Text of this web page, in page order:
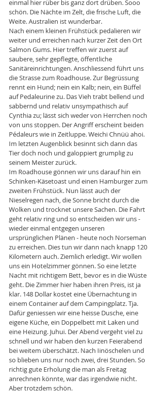
einmal hier rüber bis ganz dort drüben. Sooo
schön. Die Nächte im Zelt, die frische Luft, die
Weite. Australien ist wunderbar.
Nach einem kleinen Frühstück pedalieren wir
weiter und erreichen nach kurzer Zeit den Ort
Salmon Gums. Hier treffen wir zuerst auf
saubere, sehr gepflegte, öffentliche
Sanitäreinrichtungen. Anschliessend führt uns
die Strasse zum Roadhouse. Zur Begrüssung
rennt ein Hund; nein ein Kalb; nein, ein Büffel
auf Pedaleurine zu. Das Vieh trabt bellend und
sabbernd und relativ unsympathisch auf
Cynthia zu; lässt sich weder von Herrchen noch
von uns stoppen. Der Angriff erscheint beiden
Pédaleurs wie in Zeitluppe. Weichi Chnüü ahoi.
Im letzten Augenblick besinnt sich dann das
Tier doch noch und galoppiert grumplig zu
seinem Meister zurück.
Im Roadhouse gönnen wir uns darauf hin ein
Schinken-Käsetoast und einen Hamburger zum
zweiten Frühstück. Nun lässt auch der
Nieselregen nach, die Sonne bricht durch die
Wolken und trocknet unsere Sachen. Die Fahrt
geht relativ ring und so entscheiden wir uns -
wieder einmal entgegen unseren
ursprünglichen Plänen - heute noch Norseman
zu erreichen. Dies tun wir dann nach knapp 120
Kilometern auch. Ziemlich erledigt. Wir wollen
uns ein Hotelzimmer gönnen. So eine letzte
Nacht mit richtigem Bett, bevor es in die Wüste
geht. Die Zimmer hier haben ihren Preis, ist ja
klar. 148 Dollar kostet eine Übernachtung in
einem Container auf dem Campingplatz. Tja.
Dafür geniessen wir eine heisse Dusche, eine
eigene Küche, ein Doppelbett mit Laken und
eine Heizung. Juhui. Der Abend vergeht viel zu
schnell und wir haben den kurzen Feierabend
bei weitem überschätzt. Nach Iinöschelen und
so blieben uns nur noch zwei, drei Stunden. So
richtig gute Erholung die man als Freitag
anrechnen könnte, war das irgendwie nicht.
Aber trotzdem schön.